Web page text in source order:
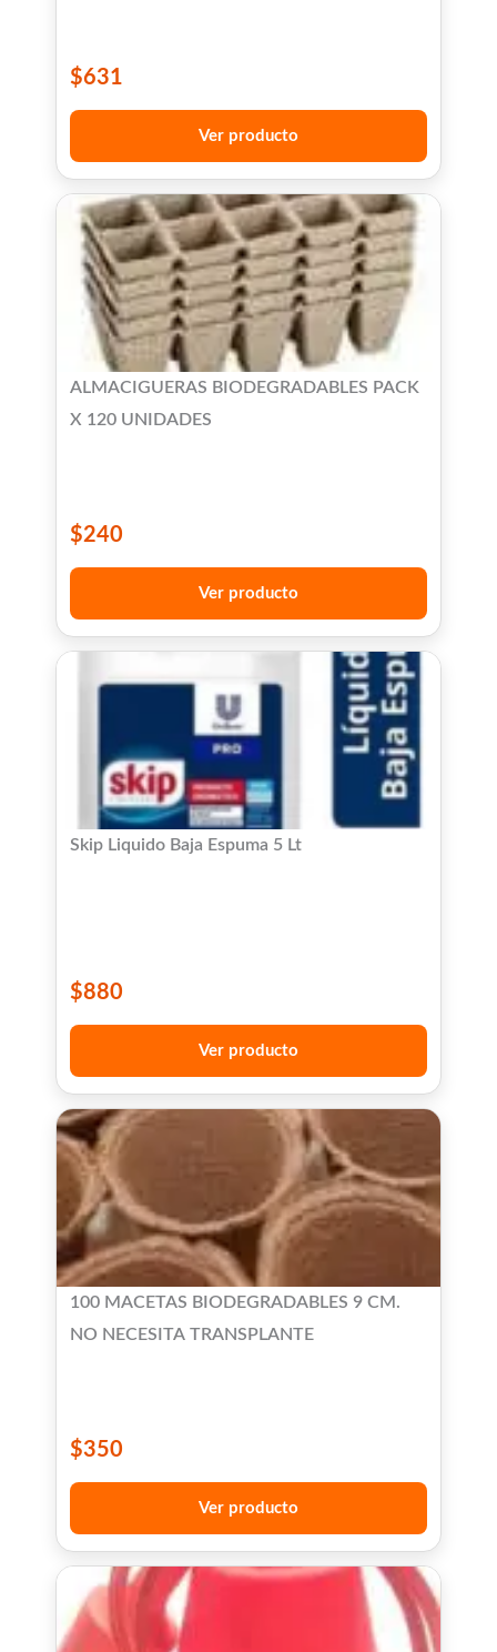
$631
Ver producto
ALMACIGUERAS BIODEGRADABLES PACK
X 120 UNIDADES
$240
Ver producto
Skip Liquido Baja Espuma 5 Lt
$880
Ver producto
100 MACETAS BIODEGRADABLES 9 CM.
NO NECESITA TRANSPLANTE
$350
Ver producto